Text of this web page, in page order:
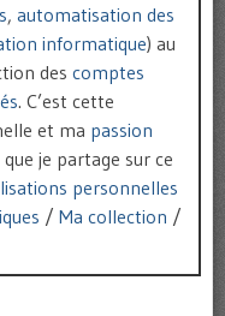
, automatisation des
informatique) au
des comptes
. C’est cette
et ma passion
que je partage sur ce
personnelles
/ Ma collection /